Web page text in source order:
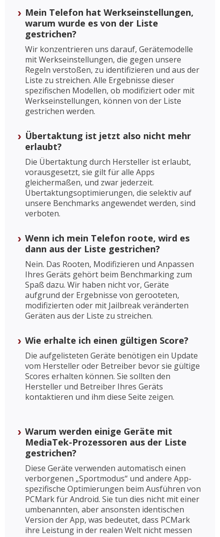
Mein Telefon hat Werkseinstellungen,
warum wurde es von der Liste
gestrichen?
Wir konzentrieren uns darauf, Gerätemodelle
mit Werkseinstellungen, die gegen unsere
Regeln verstoßen, zu identifizieren und aus der
Liste zu streichen. Alle Ergebnisse dieser
spezifischen Modellen, ob modifiziert oder mit
Werkseinstellungen, können von der Liste
gestrichen werden.
Übertaktung ist jetzt also nicht mehr
erlaubt?
Die Übertaktung durch Hersteller ist erlaubt,
vorausgesetzt, sie gilt für alle Apps
gleichermaßen, und zwar jederzeit.
Übertaktungsoptimierungen, die selektiv auf
unsere Benchmarks angewendet werden, sind
verboten.
Wenn ich mein Telefon roote, wird es
dann aus der Liste gestrichen?
Nein. Das Rooten, Modifizieren und Anpassen
Ihres Geräts gehört beim Benchmarking zum
Spaß dazu. Wir haben nicht vor, Geräte
aufgrund der Ergebnisse von gerooteten,
modifizierten oder mit Jailbreak veränderten
Geräten aus der Liste zu streichen.
Wie erhalte ich einen gültigen Score?
Die aufgelisteten Geräte benötigen ein Update
vom Hersteller oder Betreiber bevor sie gültige
Scores erhalten können. Sie sollten den
Hersteller und Betreiber Ihres Geräts
kontaktieren und ihm diese Seite zeigen.
Warum werden einige Geräte mit
MediaTek-Prozessoren aus der Liste
gestrichen?
Diese Geräte verwenden automatisch einen
verborgenen „Sportmodus“ und andere App-
spezifische Optimierungen beim Ausführen von
PCMark für Android. Sie tun dies nicht mit einer
umbenannten, aber ansonsten identischen
Version der App, was bedeutet, dass PCMark
ihre Leistung in der realen Welt nicht messen